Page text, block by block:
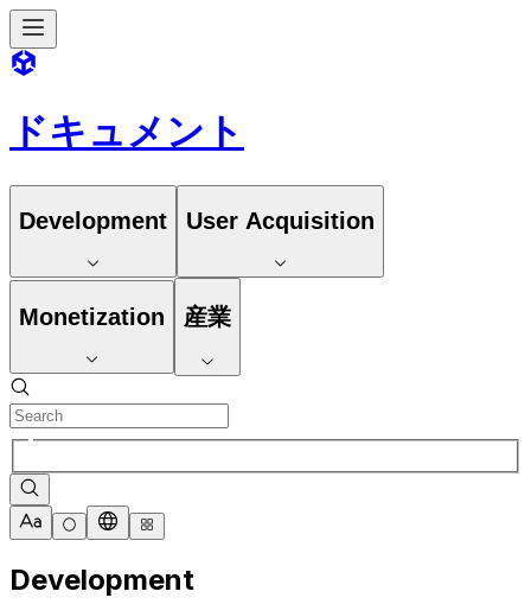
ドキュメント
Development User Acquisition
Monetization 産業
Development